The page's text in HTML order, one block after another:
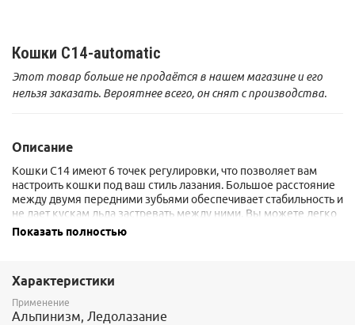
Кошки С14-automatic
Этот товар больше не продаётся в нашем магазине и его
нельзя заказать. Вероятнее всего, он снят с производства.
Описание
Кошки C14 имеют 6 точек регулировки, что позволяет вам
настроить кошки под ваш стиль лазания. Большое расстояние
между двумя передними зубьями обеспечивает стабильность и
не дает кускам льда застревать между ними. Вы можете легко
превратить С14 в кошки с монозубом, который может быть
таким образос, чтобы дать вам надежную опору на льду, скалах
или снежном склоне.
Показать полностью
Характеристики
Применение
Альпинизм, Ледолазание